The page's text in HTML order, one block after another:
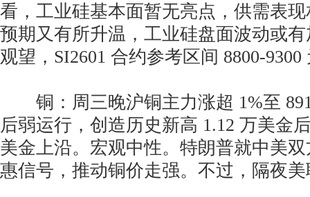
看，工业硅基本面暂无亮点，供需表
预期又有所升温，工业硅盘面波动或
观望，SI2601 合约参考区间 8800-9300
铜：周三晚沪铜主力涨超 1%至
后弱运行，创造历史新高 1.12 万美金
美金上沿。宏观中性。特朗普就中美
惠信号，推动铜价走强。不过，隔夜